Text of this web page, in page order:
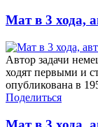
Мат в 3 хода,
Автор задачи
ходят первыми и
опубликована в
Поделиться